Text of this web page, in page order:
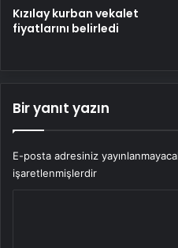
Kızılay kurban vekalet
fiyatlarını belirledi
Bir yanıt yazın
E-posta adresiniz
işaretlenmişlerdir